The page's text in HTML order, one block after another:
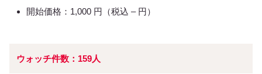
開始価格：1,000 円（税込 – 円）
ウォッチ件数：159人